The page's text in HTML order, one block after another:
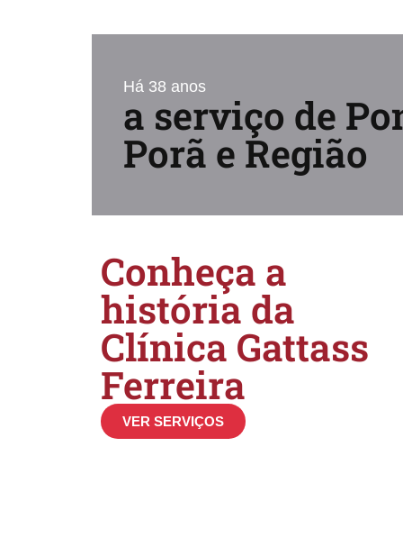
Há 38 anos
a serviço de
Porã e Região
Conheça a
história da
Clínica Gattass
Ferreira
VER SERVIÇOS